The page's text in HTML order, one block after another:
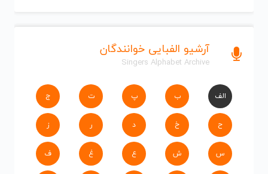
آرشیو الفبایی خوانندگان
Singers Alphabet Archive
الف ب پ ت ج
ح خ د ر ز
س ش ع غ ف